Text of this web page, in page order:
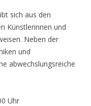
sich aus den
Künstlerinnen und
Neben der
und
abwechslungsreiche
Uhr